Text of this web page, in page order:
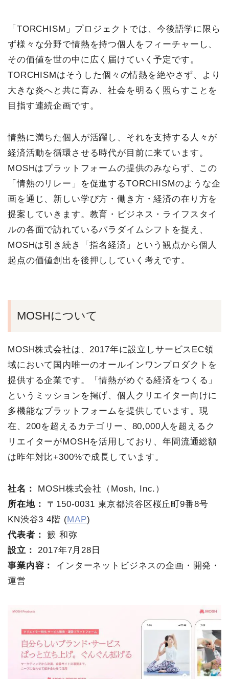
「TORCHISM」プロジェクトでは、今後語学に限ら
ず様々な分野で情熱を持つ個人をフィーチャーし、
その価値を世の中に広く届けていく予定です。
TORCHISMはそうした個々の情熱を絶やさず、より
大きな炎へと共に育み、社会を明るく照らすことを
目指す連続企画です。
情熱に満ちた個人が活躍し、それを支持する人々が
経済活動を循環させる時代が目前に来ています。
MOSHはプラットフォームの提供のみならず、この
「情熱のリレー」を促進するTORCHISMのような企
画を通じ、新しい学び方・働き方・経済の在り方を
提案していきます。教育・ビジネス・ライフスタイ
ルの各面で訪れているパラダイムシフトを捉え、
MOSHは引き続き「指名経済」という観点から個人
起点の価値創出を後押ししていく考えです。
MOSHについて
MOSH株式会社は、2017年に設立しサービスEC領
域において国内唯一のオールインワンプロダクトを
提供する企業です。「情熱がめぐる経済をつくる」
というミッションを掲げ、個人クリエイター向けに
多機能なプラットフォームを提供しています。現
在、200を超えるカテゴリー、80,000人を超えるク
リエイターがMOSHを活用しており、年間流通総額
は昨年対比+300%で成長しています。
社名：
MOSH株式会社（Mosh, Inc.）
所在地：
〒150-0031 東京都渋谷区桜丘町9番8号
KN渋谷3 4階 (MAP)
代表者：
籔 和弥
設立：
2017年7月28日
事業内容：
インターネットビジネスの企画・開発・
運営